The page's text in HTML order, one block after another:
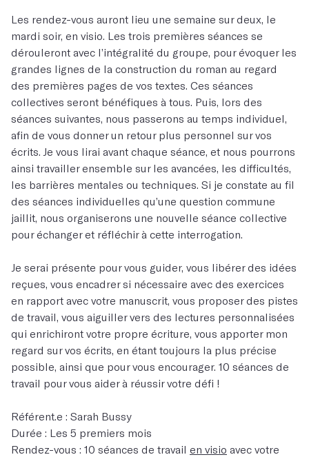
Les rendez-vous auront lieu une semaine sur deux, le
mardi soir, en visio. Les trois premières séances se
dérouleront avec l’intégralité du groupe, pour évoquer les
grandes lignes de la construction du roman au regard
des premières pages de vos textes. Ces séances
collectives seront bénéfiques à tous. Puis, lors des
séances suivantes, nous passerons au temps individuel,
afin de vous donner un retour plus personnel sur vos
écrits. Je vous lirai avant chaque séance, et nous pourrons
ainsi travailler ensemble sur les avancées, les difficultés,
les barrières mentales ou techniques. Si je constate au fil
des séances individuelles qu’une question commune
jaillit, nous organiserons une nouvelle séance collective
pour échanger et réfléchir à cette interrogation.
Je serai présente pour vous guider, vous libérer des idées
reçues, vous encadrer si nécessaire avec des exercices
en rapport avec votre manuscrit, vous proposer des pistes
de travail, vous aiguiller vers des lectures personnalisées
qui enrichiront votre propre écriture, vous apporter mon
regard sur vos écrits, en étant toujours la plus précise
possible, ainsi que pour vous encourager. 10 séances de
travail pour vous aider à réussir votre défi !
Référent.e : Sarah Bussy
Durée : Les 5 premiers mois
Rendez-vous : 10 séances de travail en visio avec votre